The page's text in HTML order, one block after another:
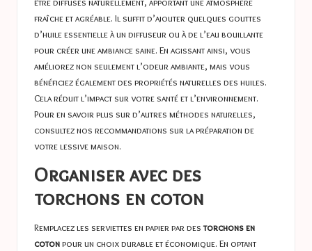
fraîche et agréable. Il suffit d’ajouter quelques gouttes
d’huile essentielle à un diffuseur ou à de l’eau bouillante
pour créer une ambiance saine. En agissant ainsi, vous
améliorez non seulement l’odeur ambiante, mais vous
bénéficiez également des propriétés naturelles des huiles.
Cela réduit l’impact sur votre santé et l’environnement.
Pour en savoir plus sur d’autres méthodes naturelles,
consultez nos recommandations sur lapréparation de
votre lessive maison.
Organiser avec des
torchons en coton
Remplacez les serviettes en papier par destorchons en
cotonpour un choix durable et économique. En optant